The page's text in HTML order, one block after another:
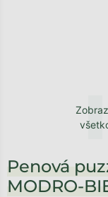
Penová
MODRO-